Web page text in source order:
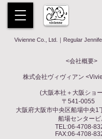
Vivienne Co., Ltd.｜Regular
​<会社概要>
株式会社ヴィヴィアン
(大阪本社＋大阪ショ
〒541-0055
大阪府大阪市中央区船場中央1
船場センタービル3
TEL:06-4708-
FAX:06-4708-